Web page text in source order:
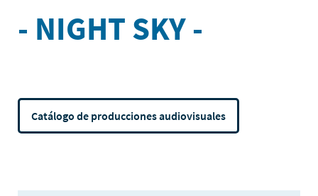
- NIGHT SKY -
Catálogo de producciones audiovisuales